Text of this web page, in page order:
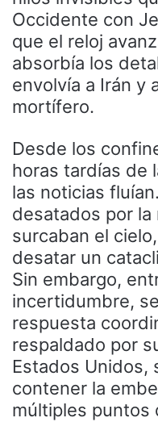
Occidente con
que el reloj
absorbía los
envolvía a Irán y
mortífero.
Desde los
horas tardías de
las noticias
desatados por la
surcaban el
desatar un
Sin embargo,
incertidumbre,
respuesta
respaldado por
Estados Unidos,
contener la
múltiples puntos